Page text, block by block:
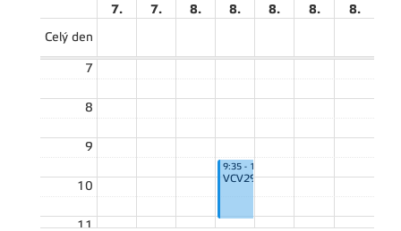
7.
7.
8.
8.
8.
8.
8.
Celý den
7
8
9
10
11
9:35 - 11:05
VCV29E